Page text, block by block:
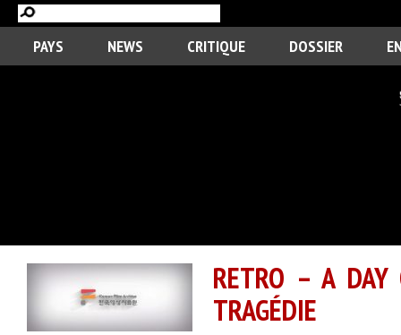
PAYS NEWS CRITIQUE DOSSIER
RETRO – A DAY
TRAGÉDIE